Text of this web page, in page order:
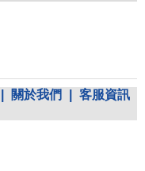
關於我們
客服資訊